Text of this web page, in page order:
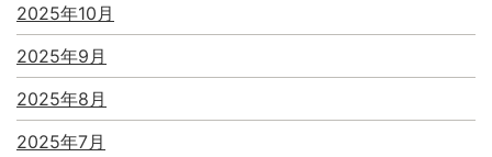
2025年10月
2025年9月
2025年8月
2025年7月